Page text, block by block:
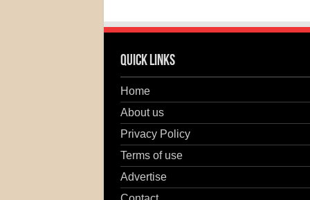
Quick Links
Home
About us
Privacy Policy
Terms of use
Advertise